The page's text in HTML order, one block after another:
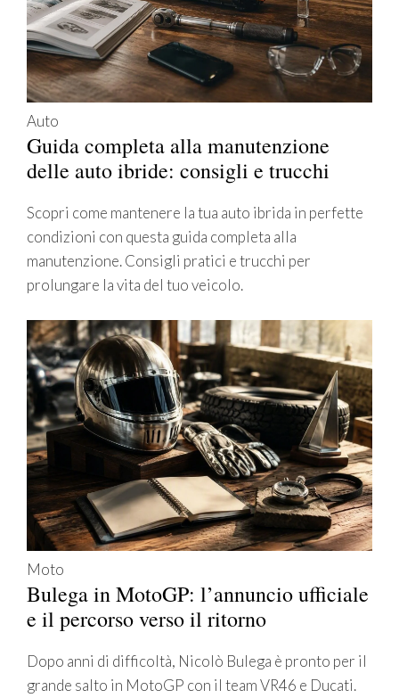
Auto
Guida completa alla manutenzione
delle auto ibride: consigli e trucchi
Scopri come mantenere la tua auto ibrida in perfette
condizioni con questa guida completa alla
manutenzione. Consigli pratici e trucchi per
prolungare la vita del tuo veicolo.
Moto
Bulega in MotoGP: l’annuncio ufficiale
e il percorso verso il ritorno
Dopo anni di difficoltà, Nicolò Bulega è pronto per il
grande salto in MotoGP con il team VR46 e Ducati.